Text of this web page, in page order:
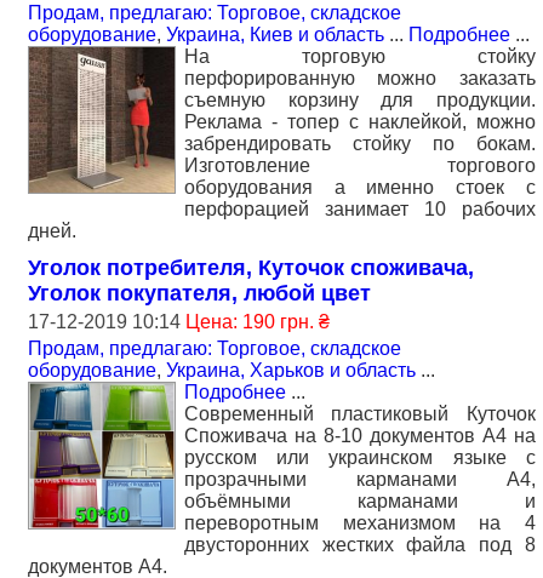
Продам, предлагаю: Торговое, складское
оборудование, Украина, Киев и область ... Подробнее ...
На торговую стойку
перфорированную можно заказать
съемную корзину для продукции.
Реклама - топер с наклейкой, можно
забрендировать стойку по бокам.
Изготовление торгового
оборудования а именно стоек с
перфорацией занимает 10 рабочих
дней.
Уголок потребителя, Куточок споживача,
Уголок покупателя, любой цвет
17-12-2019 10:14 Цена: 190 грн. ₴
Продам, предлагаю: Торговое, складское
оборудование, Украина, Харьков и область ...
Подробнее ...
Современный пластиковый Куточок
Споживача на 8-10 документов А4 на
русском или украинском языке с
прозрачными карманами А4,
объёмными карманами и
переворотным механизмом на 4
двусторонних жестких файла под 8
документов А4.